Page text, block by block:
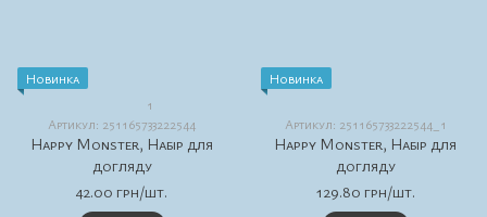
Новинка
1
Артикул: 251165733222544
Happy Monster, Набір для
догляду
42.00 грн/шт.
Новинка
Артикул: 251165733222544_1
Happy Monster, Набір для
догляду
129.80 грн/шт.